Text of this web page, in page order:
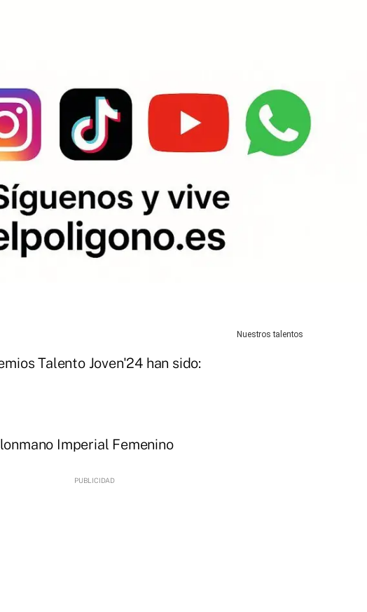
Nuestros talentos
Talento Joven'24 han sido:
Imperial Femenino